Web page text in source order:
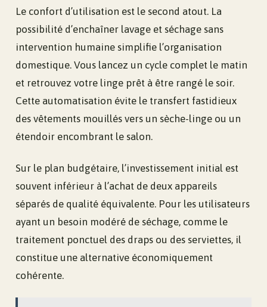
Le confort d’utilisation est le second atout. La
possibilité d’enchaîner lavage et séchage sans
intervention humaine simplifie l’organisation
domestique. Vous lancez un cycle complet le matin
et retrouvez votre linge prêt à être rangé le soir.
Cette automatisation évite le transfert fastidieux
des vêtements mouillés vers un sèche-linge ou un
étendoir encombrant le salon.
Sur le plan budgétaire, l’investissement initial est
souvent inférieur à l’achat de deux appareils
séparés de qualité équivalente. Pour les utilisateurs
ayant un besoin modéré de séchage, comme le
traitement ponctuel des draps ou des serviettes, il
constitue une alternative économiquement
cohérente.